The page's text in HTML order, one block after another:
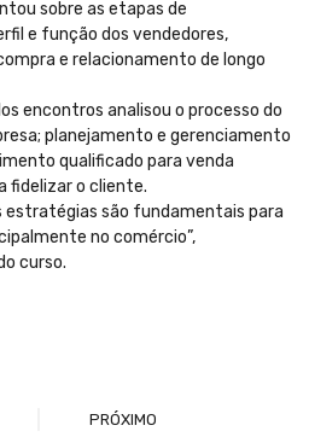
sobre as etapas de
e função dos vendedores,
e relacionamento de longo
encontros analisou o processo do
planejamento e gerenciamento
qualificado para venda
fidelizar o cliente.
estratégias são fundamentais para
no comércio”,
curso.
PRÓXIMO